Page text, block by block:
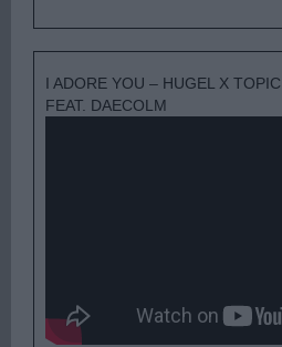
I ADORE YOU – HUGEL X
FEAT. DAECOLM